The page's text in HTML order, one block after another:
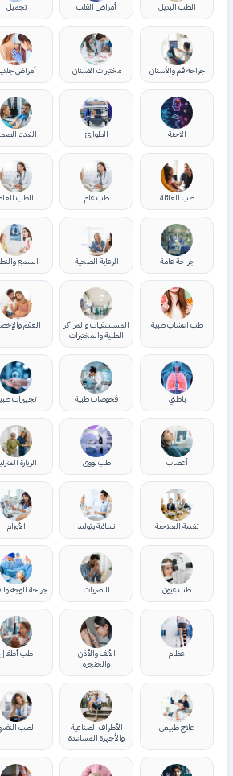
الطب البديل أمراض القلب تجميل
جراحة فم والأسنان مختبرات الاسنان أمراض
الاجنة الطوارئ الغدد
طب العائلة طب عام الطب
جراحة عامة الرعاية الصحية السمع
طب اعشاب طبية
المستشفيات والمراكز
الطبية والمختبرات
العقم
باطني فحوصات طبية تجهيزات
أعصاب طب نووي الزيارة
تغذية العلاجية نسائية وتوليد الأورام
طب عيون البصريات جراحة الوجه
عظام
الأنف والأذن
والحنجرة
طب أطفال
علاج طبيعي
الأطراف الصناعية
والأجهزة المساعدة
الطب